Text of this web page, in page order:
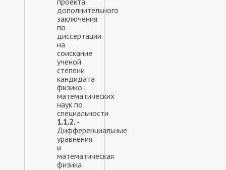
дополнительного
заключения
по
диссертации
на
соискание
ученой
степени
кандидата
физико-
математических
наук по
специальности
1.1.2. -
Дифференциальные
уравнения
и
математическая
физика